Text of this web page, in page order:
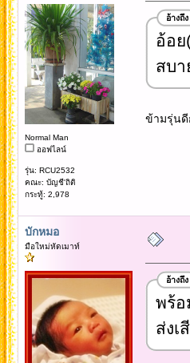
Normal Man
ออฟไลน์
รุ่น: RCU2532
คณะ: บัญชี'ถิติ
กระทู้: 2,978
อ้างถึง
อ้อ
สบ
ข้ามรุ่นดี
บักหมอ
มือใหม่หัดเมาท์
อ้างถึง
พร้อ
ส่งเ